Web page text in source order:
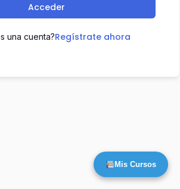
Acceder
una cuenta?Regístrate ahora
Mis Cursos